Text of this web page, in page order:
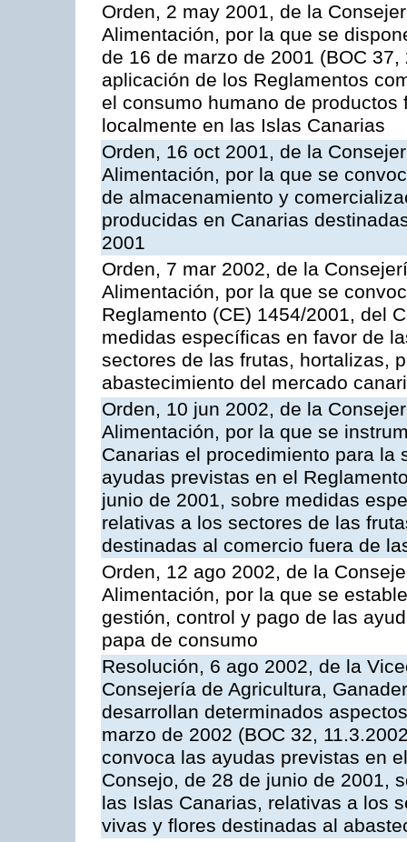
Orden, 2 may 2001, de la
Alimentación, por la que se
de 16 de marzo de 2001 (BOC
aplicación de los Reglamentos
el consumo humano de
localmente en las Islas Canarias
Orden, 16 oct 2001, de la
Alimentación, por la que se
de almacenamiento y
producidas en Canarias
2001
Orden, 7 mar 2002, de la
Alimentación, por la que se
Reglamento (CE) 1454/2001, del
medidas específicas en favor de
sectores de las frutas, hortalizas,
abastecimiento del mercado
Orden, 10 jun 2002, de la
Alimentación, por la que se
Canarias el procedimiento para
ayudas previstas en el
junio de 2001, sobre medidas
relativas a los sectores de las
destinadas al comercio fuera de
Orden, 12 ago 2002, de la
Alimentación, por la que se
gestión, control y pago de las
papa de consumo
Resolución, 6 ago 2002, de la
Consejería de Agricultura,
desarrollan determinados
marzo de 2002 (BOC 32,
convoca las ayudas previstas en
Consejo, de 28 de junio de 2001,
las Islas Canarias, relativas a los
vivas y flores destinadas al